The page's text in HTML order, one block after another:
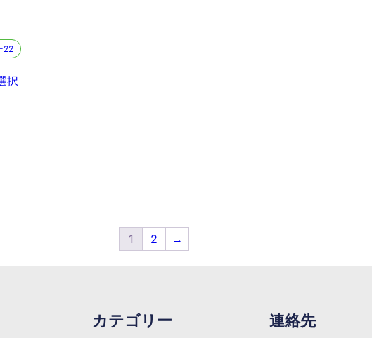
22
択
1 2 →
カテゴリー 連絡先